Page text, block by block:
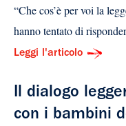
“Che cos’è per voi la
hanno tentato di
Leggi l'articolo
Il dialogo
con i bambini